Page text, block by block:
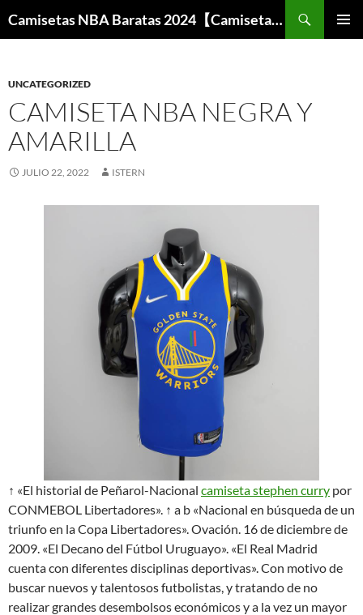
Camisetas NBA Baratas 2024【Camisetas Especiales Baloncesto】
UNCATEGORIZED
CAMISETA NBA NEGRA Y
AMARILLA
JULIO 22, 2022 ISTERN
↑ «El historial de Peñarol-Nacional camiseta stephen curry por
CONMEBOL Libertadores». ↑ a b «Nacional en búsqueda de un
triunfo en la Copa Libertadores». Ovación. 16 de diciembre de
2009. «El Decano del Fútbol Uruguayo». «El Real Madrid
cuenta con diferentes disciplinas deportivas». Con motivo de
buscar nuevos y talentosos futbolistas, y tratando de no
realizar grandes desembolsos económicos y a la vez un mayor